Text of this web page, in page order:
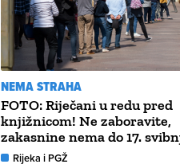
NEMA STRAHA
FOTO: Riječani u redu pred
knjižnicom! Ne zaboravite,
zakasnine nema do 17.
Rijeka i PGŽ